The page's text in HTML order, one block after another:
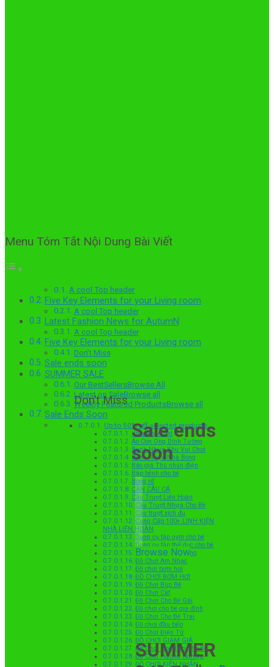
Menu Tóm Tắt Nội Dung Bài Viết
A cool Top header
Five Key Elements for your Living room
A cool Top header
Latest Fashion News for AutumN
A cool Top header
Five Key Elements for your Living room
Don’t Miss
Sale ends soon
SUMMER SALE
Our BestSellersBrowse All
Latest on SaleBrowse all
Weekly Featured ProductsBrowse all
Sale Ends Soon
Up to 50% off selected products
Uncategorized
Áo Con Ong Dính Tường
Banh Nhựa Khu Vui Chơi
Banh Nhựa Nhà Bóng
Báo giá Thú nhún điện
Bập bênh cho bé
Bóng rổ
CẦN CÂU CÁ
Cầu Trượt Liên Hoàn
Cầu Trượt Nhựa Cho Bé
Cầu trượt xích đu
Cung Cấp 100+ LINH KIỆN
NHÀ LIÊN HOÀN
Dụng cụ tập gym cho bé
Dụng cụ tập thể dục cho bé
Đệm Xốp Dán Tường
Đồ Chơi Âm Nhạc
Đồ chơi bơm hơi
ĐỒ CHƠI BƠM HƠI
Đồ Chơi Búp Bê
Đồ Chơi Cát
Đồ Chơi Cho Bé Gái
Đồ chơi cho bé gia đình
Đồ Chơi Cho Bé Trai
Đồ chơi đầu bếp
Đồ Chơi Điện Tử
ĐỒ CHƠI GIẢM GIÁ
Đồ Chơi Học Tập Cho Bé
Đồ Chơi Hướng Nghiệp
ĐỒ CHƠI KIÊN NHẪN
Don’t Miss
Sale ends
soon
Browse Now
SUMMER